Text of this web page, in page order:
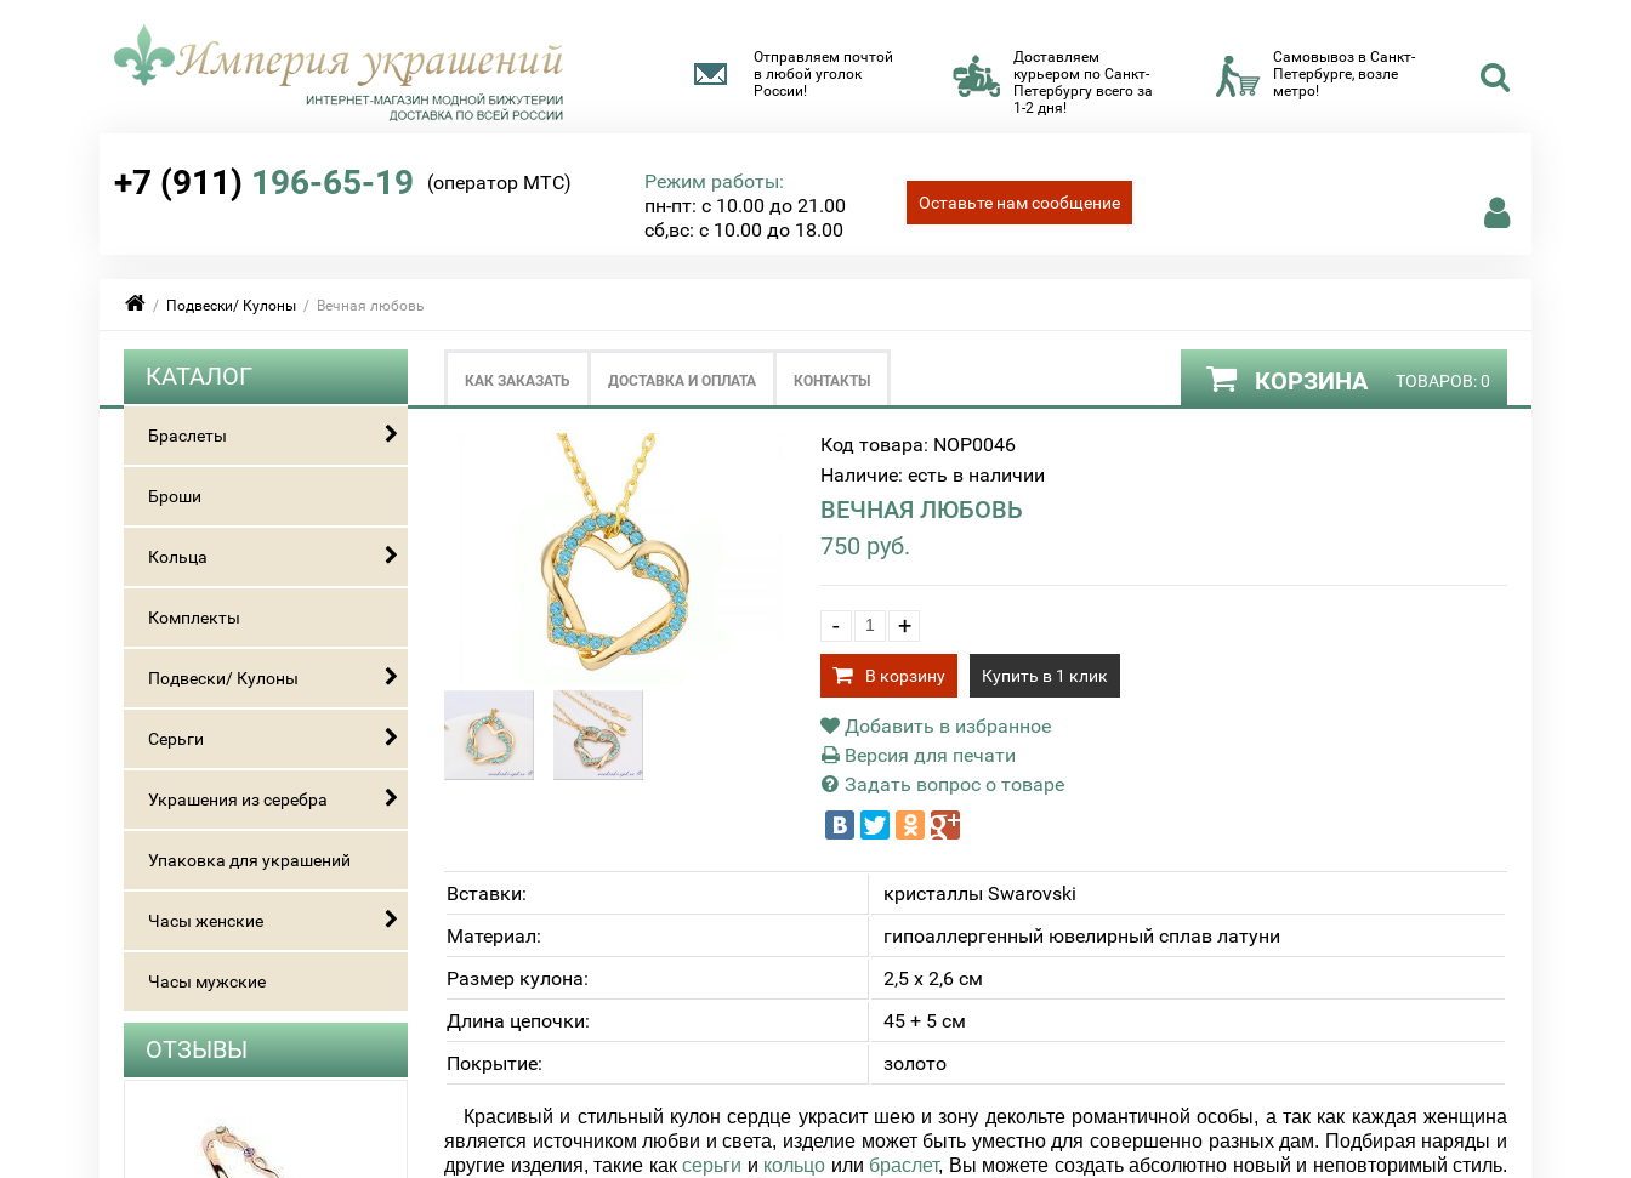
Самовывоз в Санкт-
Петербурге, возле
метро!
Доставляем
курьером по Санкт-
Петербургу всего за
1-2 дня!
Отправляем почтой
в любой уголок
России!
+7 (911) 196-65-19 (оператор МТС)
Режим работы:
пн-пт: с 10.00 до 21.00
сб,вс: с 10.00 до 18.00
Оставьте нам сообщение
/ Подвески/ Кулоны / Вечная любовь
КОРЗИНА ТОВАРОВ:0
КАК ЗАКАЗАТЬ ДОСТАВКА И ОПЛАТА КОНТАКТЫ
КАТАЛОГ
Браслеты
Броши
Кольца
Комплекты
Подвески/ Кулоны
Серьги
Украшения из серебра
Упаковка для украшений
Часы женские
Часы мужские
ОТЗЫВЫ
Код товара: NOP0046
Наличие: есть в наличии
ВЕЧНАЯ ЛЮБОВЬ
750 руб.
- +
В корзину Купить в 1 клик
Добавить в избранное
Версия для печати
Задать вопрос о товаре
Вставки:
кристаллы Swarovski
Материал:
гипоаллергенный ювелирный сплав латуни
Размер кулона:
2,5 х 2,6 см
Длина цепочки:
45 + 5 см
Покрытие:
золото
Красивый и стильный кулон сердце украсит шею и зону декольте романтичной особы, а так как каждая женщина
является источником любви и света, изделие может быть уместно для совершенно разных дам. Подбирая наряды и
другие изделия, такие как серьги и кольцо или браслет, Вы можете создать абсолютно новый и неповторимый стиль.